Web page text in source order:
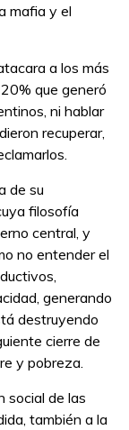
mafia y el
a los más
que generó
ni hablar
recuperar,
de su
filosofía
central, y
no entender el
generando
destruyendo
cierre de
y pobreza.
social de las
también a la